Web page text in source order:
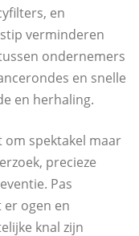
en
verminderen
ondernemers
en snelle
en herhaling.
om spektakel maar
precieze
Pas
er ogen en
knal zijn